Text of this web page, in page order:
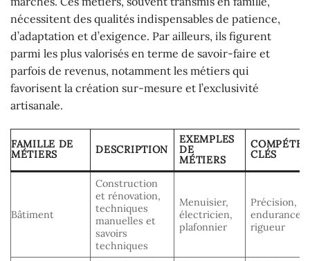
nécessitent des qualités indispensables de patience,
d’adaptation et d’exigence. Par ailleurs, ils figurent
parmi les plus valorisés en terme de savoir-faire et
parfois de revenus, notamment les métiers qui
favorisent la création sur-mesure et l’exclusivité
artisanale.
FAMILLE DE
MÉTIERS
DESCRIPTION
EXEMPLES
DE
MÉTIERS
CLÉS
Bâtiment
Construction
et rénovation,
techniques
manuelles et
savoirs
techniques
Menuisier,
électricien,
plafonnier
Précision,
endurance,
rigueur